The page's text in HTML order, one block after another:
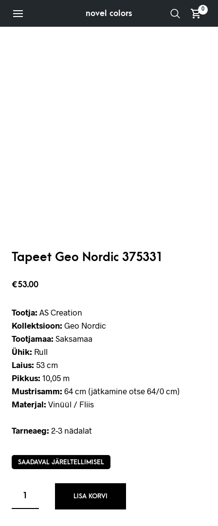
novel colors 0
Tapeet Geo Nordic 375331
€53.00
Tootja: AS Creation
Kollektsioon: Geo Nordic
Tootjamaa: Saksamaa
Ühik: Rull
Laius: 53 cm
Pikkus: 10,05 m
Mustrisamm: 64 cm (jätkamine otse 64/0 cm)
Materjal: Vinüül / Fliis
Tarneaeg: 2-3 nädalat
SAADAVAL JÄRELTELLIMISEL
LISA KORVI